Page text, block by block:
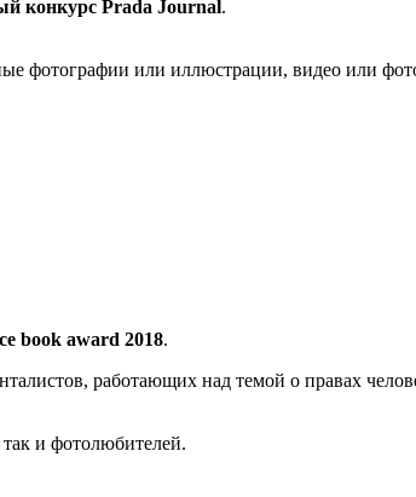
конкурс Prada Journal.
фотографии или иллюстрации, видео или
book award 2018.
работающих над темой о правах
и фотолюбителей.